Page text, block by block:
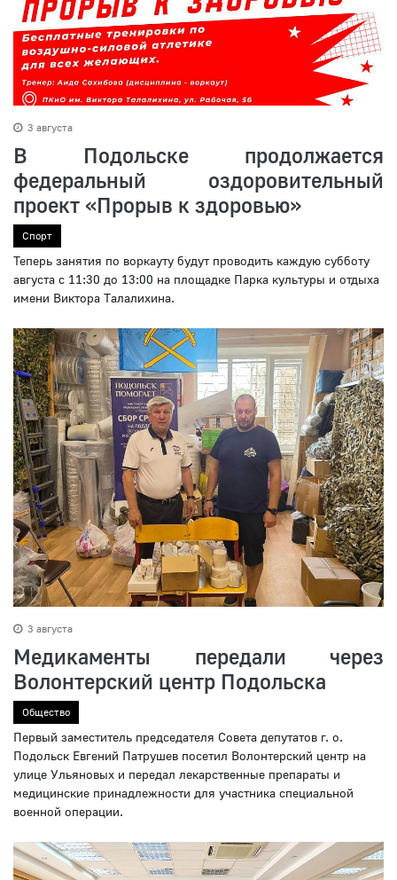
3 августа
В Подольске продолжается
федеральный оздоровительный
проект «Прорыв к здоровью»
Спорт
Теперь занятия по воркауту будут проводить каждую субботу
августа с 11:30 до 13:00 на площадке Парка культуры и отдыха
имени Виктора Талалихина.
3 августа
Медикаменты передали через
Волонтерский центр Подольска
Общество
Первый заместитель председателя Совета депутатов г. о.
Подольск Евгений Патрушев посетил Волонтерский центр на
улице Ульяновых и передал лекарственные препараты и
медицинские принадлежности для участника специальной
военной операции.